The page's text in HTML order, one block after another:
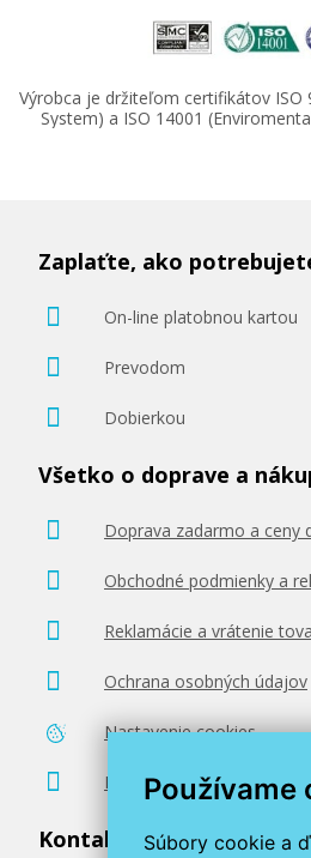
Používame
Súbory cookie a
Výrobca je držiteľom certifikátov ISO
System) a ISO 14001
Zaplaťte, ako
On-line platobnou kartou
Prevodom
Dobierkou
Všetko o doprave a
Doprava zadarmo a ceny
Obchodné podmienky a
Reklamácie a vrátenie
Ochrana osobných údajov
Nastavenie cookies
Poradenstvo zadarmo
Kontaktujte nás